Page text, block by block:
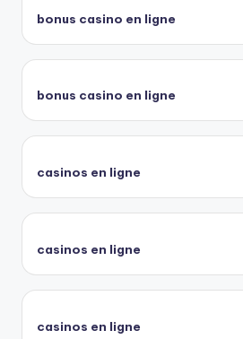
bonus casino en ligne
bonus casino en ligne
casinos en ligne
casinos en ligne
casinos en ligne